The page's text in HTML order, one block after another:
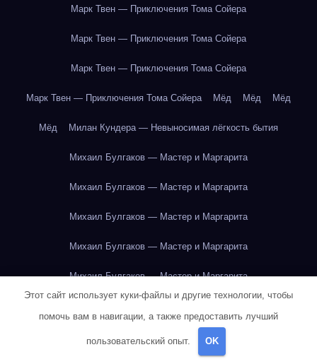
Марк Твен — Приключения Тома Сойера
Марк Твен — Приключения Тома Сойера
Марк Твен — Приключения Тома Сойера
Марк Твен — Приключения Тома Сойера Мёд Мёд Мёд
Мёд Милан Кундера — Невыносимая лёгкость бытия
Михаил Булгаков — Мастер и Маргарита
Михаил Булгаков — Мастер и Маргарита
Михаил Булгаков — Мастер и Маргарита
Михаил Булгаков — Мастер и Маргарита
Михаил Булгаков — Мастер и Маргарита
Михаил Булгаков — Мастер и Маргарита
Этот сайт использует куки-файлы и другие технологии, чтобы
помочь вам в навигации, а также предоставить лучший
пользовательский опыт. OK